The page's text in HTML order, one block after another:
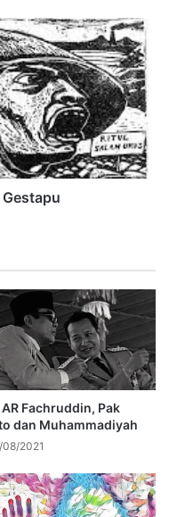
AR Fachruddin, Pak
dan Muhammadiyah
08/2021